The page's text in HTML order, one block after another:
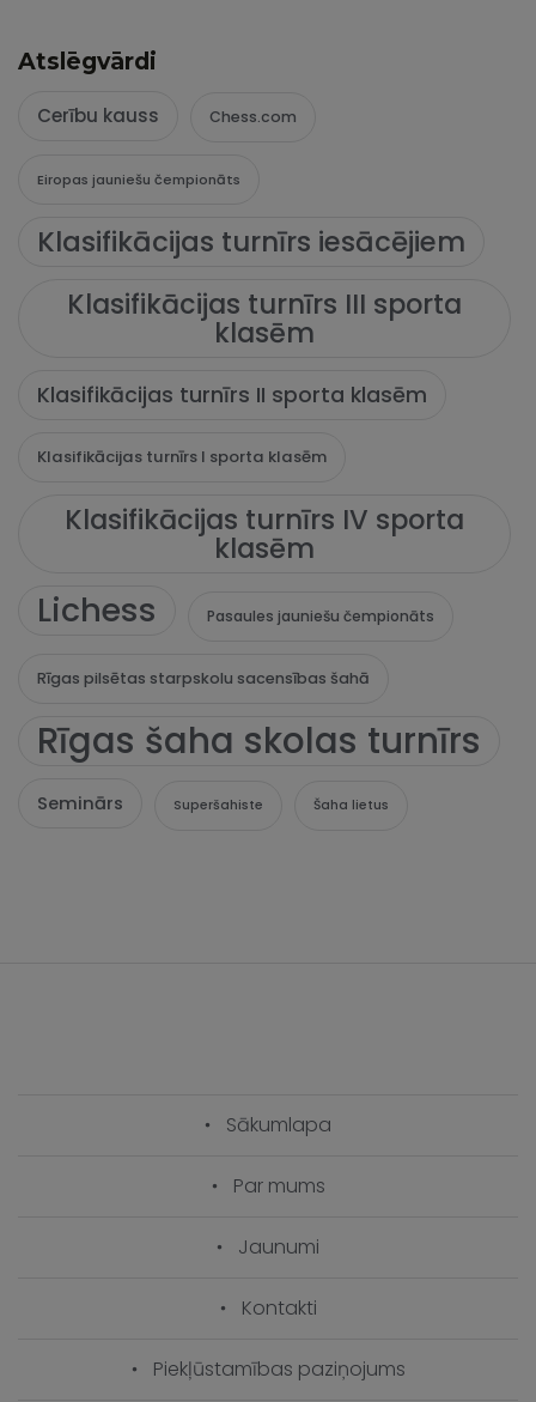
Atslēgvārdi
Cerību kauss Chess.com
Eiropas jauniešu čempionāts
Klasifikācijas turnīrs iesācējiem
Klasifikācijas turnīrs III sporta
klasēm
Klasifikācijas turnīrs II sporta klasēm
Klasifikācijas turnīrs I sporta klasēm
Klasifikācijas turnīrs IV sporta
klasēm
Lichess Pasaules jauniešu čempionāts
Rīgas pilsētas starpskolu sacensības šahā
Rīgas šaha skolas turnīrs
Seminārs Superšahiste Šaha lietus
Sākumlapa
Par mums
Jaunumi
Kontakti
Piekļūstamības paziņojums